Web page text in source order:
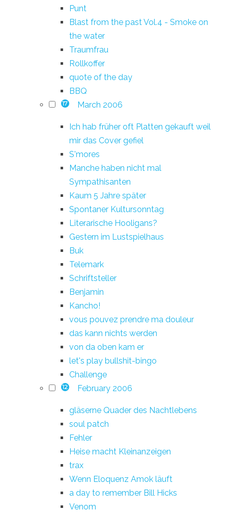
Punt
Blast from the past Vol.4 - Smoke on
the water
Traumfrau
Rollkoffer
quote of the day
BBQ
17 March 2006
Ich hab früher oft Platten gekauft weil
mir das Cover gefiel
S'mores
Manche haben nicht mal
Sympathisanten
Kaum 5 Jahre später
Spontaner Kultursonntag
Literarische Hooligans?
Gestern im Lustspielhaus
Buk
Telemark
Schriftsteller
Benjamin
Kancho!
vous pouvez prendre ma douleur
das kann nichts werden
von da oben kam er
let's play bullshit-bingo
Challenge
12 February 2006
gläserne Quader des Nachtlebens
soul patch
Fehler
Heise macht Kleinanzeigen
trax
Wenn Eloquenz Amok läuft
a day to remember Bill Hicks
Venom